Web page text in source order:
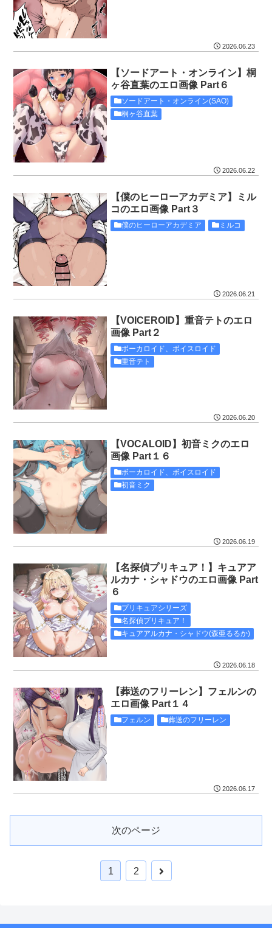
2026.06.23
【ソードアート・オンライン】桐
ヶ谷直葉のエロ画像 Part６
ソードアート・オンライン(SAO)
桐ヶ谷直葉
2026.06.22
【僕のヒーローアカデミア】ミル
コのエロ画像 Part３
僕のヒーローアカデミア ミルコ
2026.06.21
【VOICEROID】重音テトのエロ
画像 Part２
ボーカロイド、ボイスロイド
重音テト
2026.06.20
【VOCALOID】初音ミクのエロ
画像 Part１６
ボーカロイド、ボイスロイド
初音ミク
2026.06.19
【名探偵プリキュア！】キュアア
ルカナ・シャドウのエロ画像 Part
６
プリキュアシリーズ
名探偵プリキュア！
キュアアルカナ・シャドウ(森亜るるか)
2026.06.18
【葬送のフリーレン】フェルンの
エロ画像 Part１４
フェルン 葬送のフリーレン
2026.06.17
次のページ
1 2